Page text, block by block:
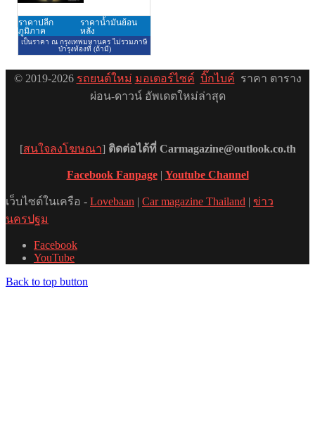
© 2019-2026 รถยนต์ใหม่ มอเตอร์ไซค์ บิ๊กไบค์ ราคา ตาราง
ผ่อน-ดาวน์ อัพเดตใหม่ล่าสุด
[สนใจลงโฆษณา] ติดต่อได้ที่ Carmagazine@outlook.co.th
Facebook Fanpage| Youtube Channel
เว็บไซต์ในเครือ - Lovebaan | Car magazine Thailand | ข่าว
นครปฐม
Facebook
YouTube
Back to top button